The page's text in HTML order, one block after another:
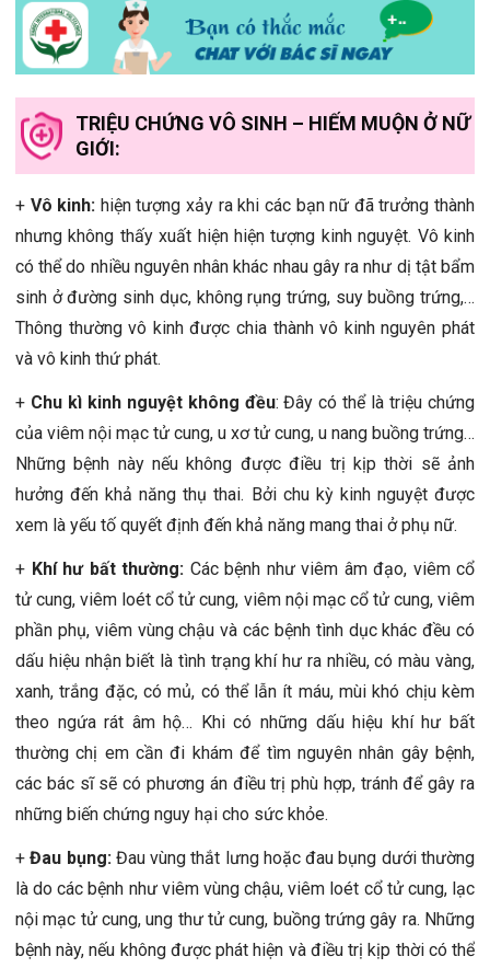
TRIỆU CHỨNG VÔ SINH – HIẾM MUỘN Ở NỮ
GIỚI:
+ Vô kinh: hiện tượng xảy ra khi các bạn nữ đã trưởng thành
nhưng không thấy xuất hiện hiện tượng kinh nguyệt. Vô kinh
có thể do nhiều nguyên nhân khác nhau gây ra như dị tật bẩm
sinh ở đường sinh dục, không rụng trứng, suy buồng trứng,…
Thông thường vô kinh được chia thành vô kinh nguyên phát
và vô kinh thứ phát.
+ Chu kì kinh nguyệt không đều: Đây có thể là triệu chứng
của viêm nội mạc tử cung, u xơ tử cung, u nang buồng trứng…
Những bệnh này nếu không được điều trị kịp thời sẽ ảnh
hưởng đến khả năng thụ thai. Bởi chu kỳ kinh nguyệt được
xem là yếu tố quyết định đến khả năng mang thai ở phụ nữ.
+ Khí hư bất thường: Các bệnh như viêm âm đạo, viêm cổ
tử cung, viêm loét cổ tử cung, viêm nội mạc cổ tử cung, viêm
phần phụ, viêm vùng chậu và các bệnh tình dục khác đều có
dấu hiệu nhận biết là tình trạng khí hư ra nhiều, có màu vàng,
xanh, trắng đặc, có mủ, có thể lẫn ít máu, mùi khó chịu kèm
theo ngứa rát âm hộ… Khi có những dấu hiệu khí hư bất
thường chị em cần đi khám để tìm nguyên nhân gây bệnh,
các bác sĩ sẽ có phương án điều trị phù hợp, tránh để gây ra
những biến chứng nguy hại cho sức khỏe.
+Đau bụng:Đau vùng thắt lưng hoặc đau bụng dưới thường
là do các bệnh như viêm vùng chậu, viêm loét cổ tử cung, lạc
nội mạc tử cung, ung thư tử cung, buồng trứng gây ra. Những
bệnh này, nếu không được phát hiện và điều trị kịp thời có thể